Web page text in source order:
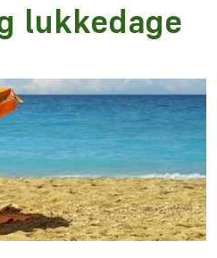
lukkedage